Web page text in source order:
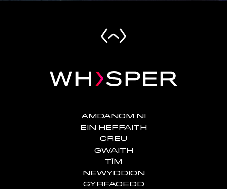
AMDANOM NI
EIN HEFFAITH
CREU
GWAITH
TÎM
NEWYDDION
GYRFAOEDD